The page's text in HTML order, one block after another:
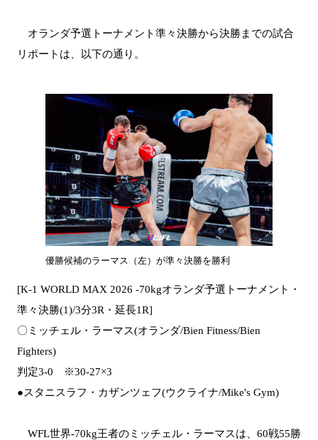
オランダ予選トーナメント準々決勝から決勝までの試合
リポートは、以下の通り。
優勝候補のラーマス（左）が準々決勝を勝利
[K-1 WORLD MAX 2026 -70kgオランダ予選トーナメント・
準々決勝(1)/3分3R・延長1R]
〇ミッチェル・ラーマス(オランダ/Bien Fitness/Bien
Fighters)
判定3-0 ※30-27×3
●スタニスラフ・カザンツェフ(ウクライナ/Mike's Gym)
WFL世界-70kg王者のミッチェル・ラーマスは、60戦55勝